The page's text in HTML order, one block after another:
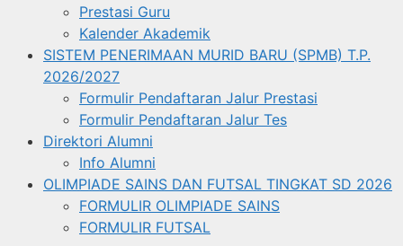
Prestasi Guru
Kalender Akademik
SISTEM PENERIMAAN MURID BARU (SPMB) T.P.
2026/2027
Formulir Pendaftaran Jalur Prestasi
Formulir Pendaftaran Jalur Tes
Direktori Alumni
Info Alumni
OLIMPIADE SAINS DAN FUTSAL TINGKAT SD 2026
FORMULIR OLIMPIADE SAINS
FORMULIR FUTSAL